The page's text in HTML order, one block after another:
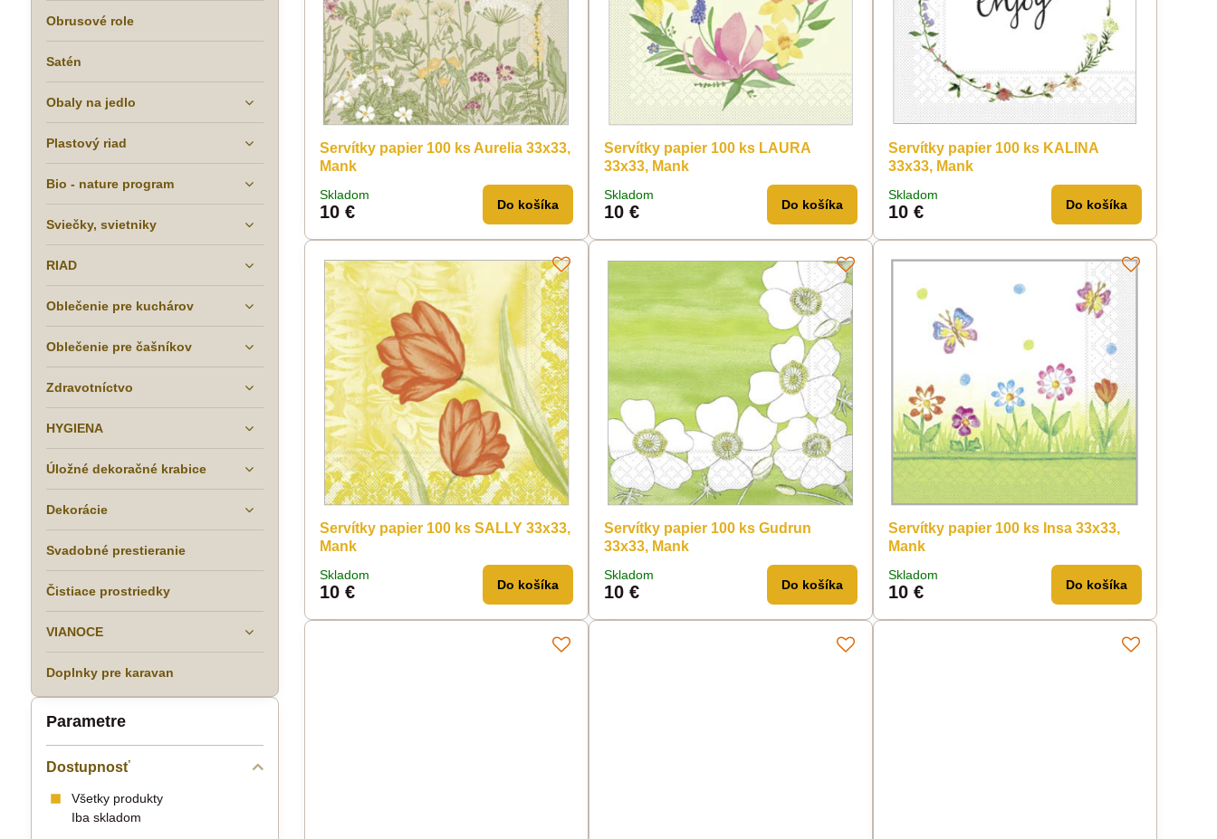
Servítky papier 100 ks Aurelia 33x33,
Mank
Skladom
10 € Do košíka
Servítky papier 100 ks LAURA
33x33, Mank
Skladom
10 € Do košíka
Servítky papier 100 ks KALINA
33x33, Mank
Skladom
10 € Do košíka
Servítky papier 100 ks SALLY 33x33,
Mank
Skladom
10 € Do košíka
Servítky papier 100 ks Gudrun
33x33, Mank
Skladom
10 € Do košíka
Servítky papier 100 ks Insa 33x33,
Mank
Skladom
10 € Do košíka
Parametre
Dostupnosť
Všetky produkty
Iba skladom
Obrusové role
Satén
Obaly na jedlo
Plastový riad
Bio - nature program
Sviečky, svietniky
RIAD
Oblečenie pre kuchárov
Oblečenie pre čašníkov
Zdravotníctvo
HYGIENA
Úložné dekoračné krabice
Dekorácie
Svadobné prestieranie
Čistiace prostriedky
VIANOCE
Doplnky pre karavan